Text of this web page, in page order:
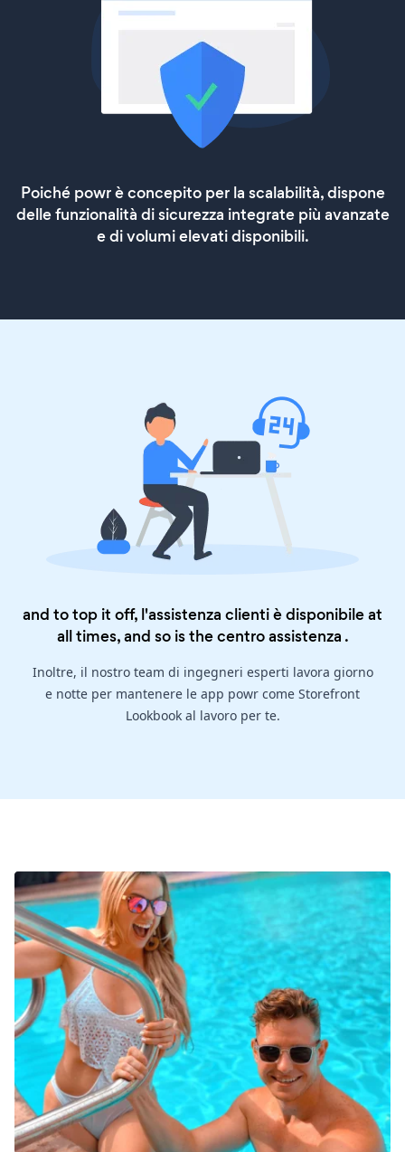
Poiché powr è concepito per la scalabilità, dispone
delle funzionalità di sicurezza integrate più avanzate
e di volumi elevati disponibili.
and to top it off, l'assistenza clienti è disponibile at
all times, and so is thecentro assistenza .
Inoltre, il nostro team di ingegneri esperti lavora giorno
e notte per mantenere le app powr come Storefront
Lookbook al lavoro per te.